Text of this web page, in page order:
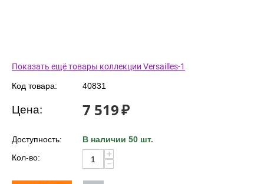
Показать ещё товары коллекции Versailles-1
Код товара: 40831
Цена: 7 519₽
Доступность:
В наличии 50 шт.
Кол-во:
+
−